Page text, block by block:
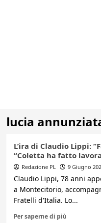
lucia
L’ira di Claudio Lippi:
“Coletta ha fatto
Redazione PL 9 Giugno
Claudio Lippi, 78 anni
a Montecitorio,
Fratelli d'Italia. Lo...
Per saperne di più